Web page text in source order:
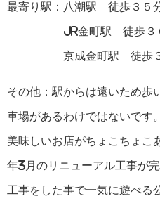
最寄り駅：八潮駅 徒歩３５
JR金町駅 徒歩３
京成金町駅 徒歩３
その他：駅からは遠いため歩
車場があるわけではないです
美味しいお店がちょこちょ
年3月のリニューアル工事が
工事をした事で一気に遊べる